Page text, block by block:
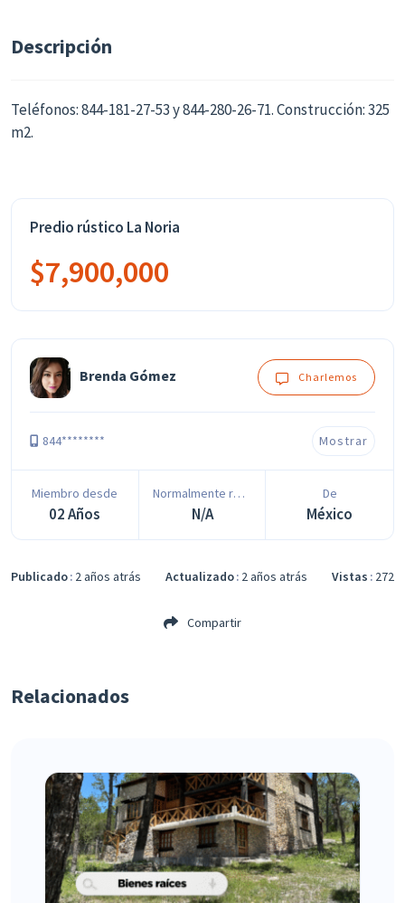
Descripción
Teléfonos: 844-181-27-53 y 844-280-26-71. Construcción: 325
m2.
Predio rústico La Noria
$7,900,000
Brenda Gómez Charlemos
844******** Mostrar
Miembro desde
02 Años
Normalmente responde en
N/A
De
México
Publicado 2 años atrás Actualizado 2 años atrás Vistas 272
Compartir
Relacionados